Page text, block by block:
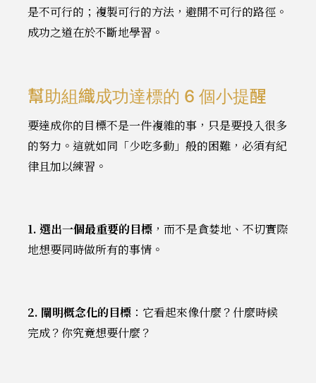
是不可行的；複製可行的方法，避開不可行的路徑。
成功之道在於不斷地學習。
幫助組織成功達標的 6 個小提醒
要達成你的目標不是一件複雜的事，只是要投入很多
的努力。這就如同「少吃多動」般的困難，必須有紀
律且加以練習。
1. 選出一個最重要的目標，而不是貪婪地、不切實際
地想要同時做所有的事情。
2. 闡明概念化的目標：它看起來像什麼？什麼時候
完成？你究竟想要什麼？